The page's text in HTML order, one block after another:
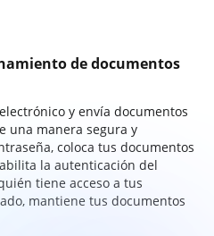
de documentos
y envía documentos
una manera segura y
coloca tus documentos
la autenticación del
tiene acceso a tus
mantiene tus documentos